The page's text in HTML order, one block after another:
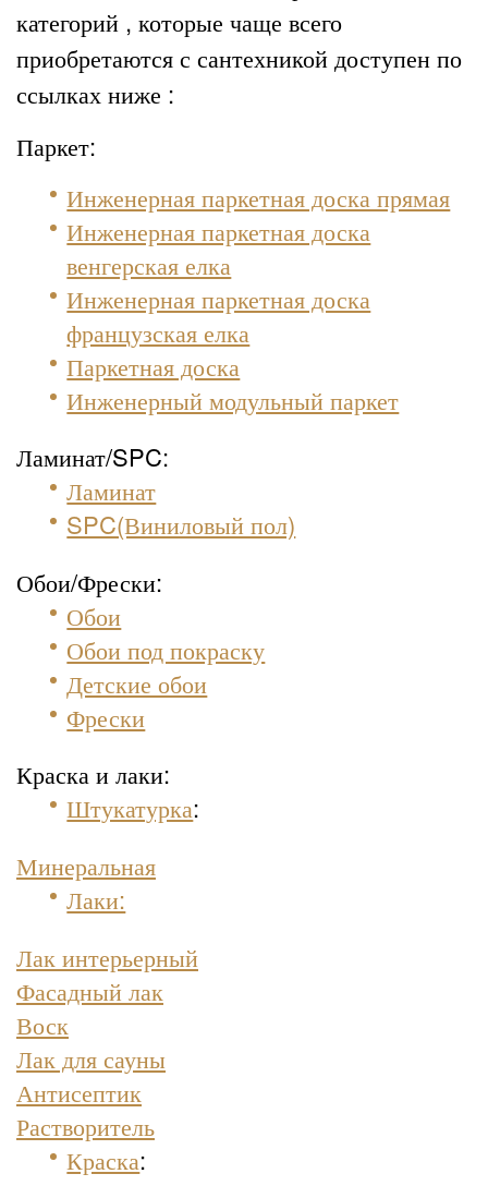
категорий , которые чаще всего
приобретаются с сантехникой доступен по
ссылках ниже :
Паркет:
Инженерная паркетная доска прямая
Инженерная паркетная доска
венгерская елка
Инженерная паркетная доска
французская елка
Паркетная доска
Инженерный модульный паркет
Ламинат/SPC:
Ламинат
SPC(Виниловый пол)
Обои/Фрески:
Обои
Обои под покраску
Детские обои
Фрески
Краска и лаки:
Штукатурка:
Минеральная
Лаки:
Лак интерьерный
Фасадный лак
Воск
Лак для сауны
Антисептик
Растворитель
Краска: